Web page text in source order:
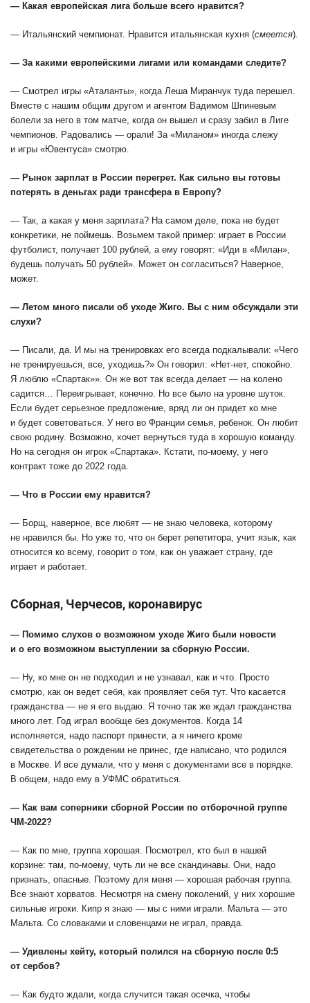
— Какая европейская лига больше всего нравится?
— Итальянский чемпионат. Нравится итальянская кухня (смеется).
— За какими европейскими лигами или командами следите?
— Смотрел игры «Аталанты», когда Леша Миранчук туда перешел.
Вместе с нашим общим другом и агентом Вадимом Шпиневым
болели за него в том матче, когда он вышел и сразу забил в Лиге
чемпионов. Радовались — орали! За «Миланом» иногда слежу
и игры «Ювентуса» смотрю.
— Рынок зарплат в России перегрет. Как сильно вы готовы
потерять в деньгах ради трансфера в Европу?
— Так, а какая у меня зарплата? На самом деле, пока не будет
конкретики, не поймешь. Возьмем такой пример: играет в России
футболист, получает 100 рублей, а ему говорят: «Иди в «Милан»,
будешь получать 50 рублей». Может он согласиться? Наверное,
может.
— Летом много писали об уходе Жиго. Вы с ним обсуждали эти
слухи?
— Писали, да. И мы на тренировках его всегда подкалывали: «Чего
не тренируешься, все, уходишь?» Он говорил: «Нет-нет, спокойно.
Я люблю «Спартак»». Он же вот так всегда делает — на колено
садится… Переигрывает, конечно. Но все было на уровне шуток.
Если будет серьезное предложение, вряд ли он придет ко мне
и будет советоваться. У него во Франции семья, ребенок. Он любит
свою родину. Возможно, хочет вернуться туда в хорошую команду.
Но на сегодня он игрок «Спартака». Кстати, по-моему, у него
контракт тоже до 2022 года.
— Что в России ему нравится?
— Борщ, наверное, все любят — не знаю человека, которому
не нравился бы. Но уже то, что он берет репетитора, учит язык, как
относится ко всему, говорит о том, как он уважает страну, где
играет и работает.
Сборная, Черчесов, коронавирус
— Помимо слухов о возможном уходе Жиго были новости
и о его возможном выступлении за сборную России.
— Ну, ко мне он не подходил и не узнавал, как и что. Просто
смотрю, как он ведет себя, как проявляет себя тут. Что касается
гражданства — не я его выдаю. Я точно так же ждал гражданства
много лет. Год играл вообще без документов. Когда 14
исполняется, надо паспорт принести, а я ничего кроме
свидетельства о рождении не принес, где написано, что родился
в Москве. И все думали, что у меня с документами все в порядке.
В общем, надо ему в УФМС обратиться.
— Как вам соперники сборной России по отборочной группе
ЧМ-2022?
— Как по мне, группа хорошая. Посмотрел, кто был в нашей
корзине: там, по-моему, чуть ли не все скандинавы. Они, надо
признать, опасные. Поэтому для меня — хорошая рабочая группа.
Все знают хорватов. Несмотря на смену поколений, у них хорошие
сильные игроки. Кипр я знаю — мы с ними играли. Мальта — это
Мальта. Со словаками и словенцами не играл, правда.
— Удивлены хейту, который полился на сборную после 0:5
от сербов?
— Как будто ждали, когда случится такая осечка, чтобы